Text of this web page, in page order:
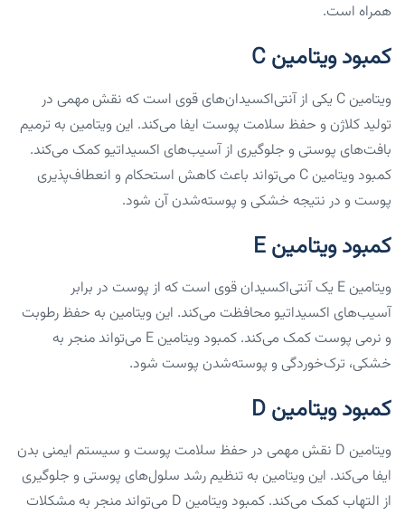
همراه است.
کمبود ویتامین C
ویتامین C یکی از آنتی‌اکسیدان‌های قوی است که نقش مهمی در
تولید کلاژن و حفظ سلامت پوست ایفا می‌کند. این ویتامین به ترمیم
بافت‌های پوستی و جلوگیری از آسیب‌های اکسیداتیو کمک می‌کند.
کمبود ویتامین C می‌تواند باعث کاهش استحکام و انعطاف‌پذیری
پوست و در نتیجه خشکی و پوسته‌شدن آن شود.
کمبود ویتامین E
ویتامین E یک آنتی‌اکسیدان قوی است که از پوست در برابر
آسیب‌های اکسیداتیو محافظت می‌کند. این ویتامین به حفظ رطوبت
و نرمی پوست کمک می‌کند. کمبود ویتامین E می‌تواند منجر به
خشکی، ترک‌خوردگی و پوسته‌شدن پوست شود.
کمبود ویتامین D
ویتامین D نقش مهمی در حفظ سلامت پوست و سیستم ایمنی بدن
ایفا می‌کند. این ویتامین به تنظیم رشد سلول‌های پوستی و جلوگیری
از التهاب کمک می‌کند. کمبود ویتامین D می‌تواند منجر به مشکلات